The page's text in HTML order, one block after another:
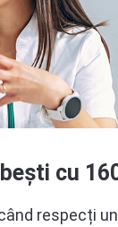
cu
respecți